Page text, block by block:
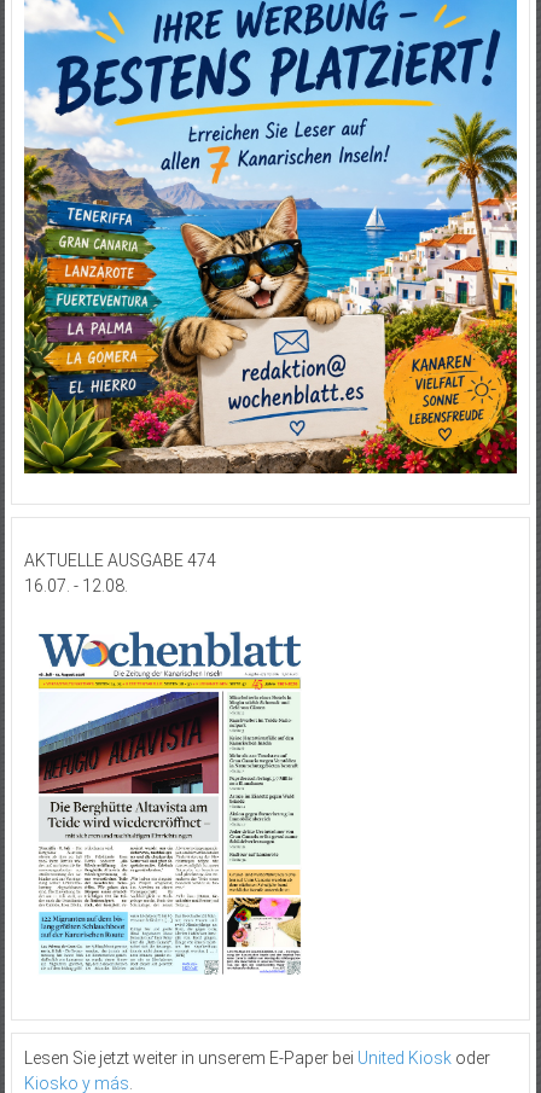
AKTUELLE AUSGABE 474
16.07. - 12.08.
Lesen Sie jetzt weiter in unserem E-Paper bei United Kioskoder
Kiosko y más